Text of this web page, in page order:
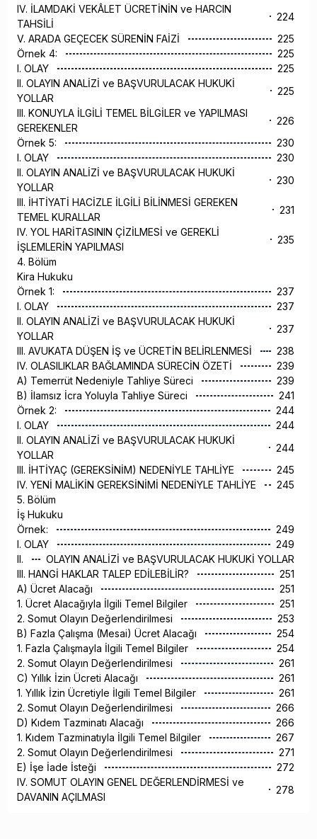
IV. İLAMDAKİ VEKÂLET ÜCRETİNİN ve HARCIN
TAHSİLİ
224
V. ARADA GEÇECEK SÜRENİN FAİZİ
225
Örnek 4:
225
I. OLAY
225
II. OLAYIN ANALİZİ ve BAŞVURULACAK HUKUKİ
YOLLAR
225
III. KONUYLA İLGİLİ TEMEL BİLGİLER ve YAPILMASI
GEREKENLER
226
Örnek 5:
230
I. OLAY
230
II. OLAYIN ANALİZİ ve BAŞVURULACAK HUKUKİ
YOLLAR
230
III. İHTİYATİ HACİZLE İLGİLİ BİLİNMESİ GEREKEN
TEMEL KURALLAR
231
IV. YOL HARİTASININ ÇİZİLMESİ ve GEREKLİ
İŞLEMLERİN YAPILMASI
235
4. Bölüm
Kira Hukuku
Örnek 1:
237
I. OLAY
237
II. OLAYIN ANALİZİ ve BAŞVURULACAK HUKUKİ
YOLLAR
237
III. AVUKATA DÜŞEN İŞ ve ÜCRETİN BELİRLENMESİ
238
IV. OLASILIKLAR BAĞLAMINDA SÜRECİN ÖZETİ
239
A) Temerrüt Nedeniyle Tahliye Süreci
239
B) İlamsız İcra Yoluyla Tahliye Süreci
241
Örnek 2:
244
I. OLAY
244
II. OLAYIN ANALİZİ ve BAŞVURULACAK HUKUKİ
YOLLAR
244
III. İHTİYAÇ (GEREKSİNİM) NEDENİYLE TAHLİYE
245
IV. YENİ MALİKİN GEREKSİNİMİ NEDENİYLE TAHLİYE
245
5. Bölüm
İş Hukuku
Örnek:
249
I. OLAY
249
II.
OLAYIN ANALİZİ ve BAŞVURULACAK HUKUKİ YOLLAR
III. HANGİ HAKLAR TALEP EDİLEBİLİR?
251
A) Ücret Alacağı
251
1. Ücret Alacağıyla İlgili Temel Bilgiler
251
2. Somut Olayın Değerlendirilmesi
253
B) Fazla Çalışma (Mesai) Ücret Alacağı
254
1. Fazla Çalışmayla İlgili Temel Bilgiler
254
2. Somut Olayın Değerlendirilmesi
261
C) Yıllık İzin Ücreti Alacağı
261
1. Yıllık İzin Ücretiyle İlgili Temel Bilgiler
261
2. Somut Olayın Değerlendirilmesi
266
D) Kıdem Tazminatı Alacağı
266
1. Kıdem Tazminatıyla İlgili Temel Bilgiler
267
2. Somut Olayın Değerlendirilmesi
271
E) İşe İade İsteği
272
IV. SOMUT OLAYIN GENEL DEĞERLENDİRMESİ ve
DAVANIN AÇILMASI
278